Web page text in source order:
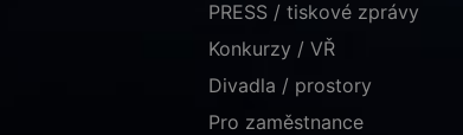
PRESS / tiskové zprávy
Konkurzy / VŘ
Divadla / prostory
Pro zaměstnance